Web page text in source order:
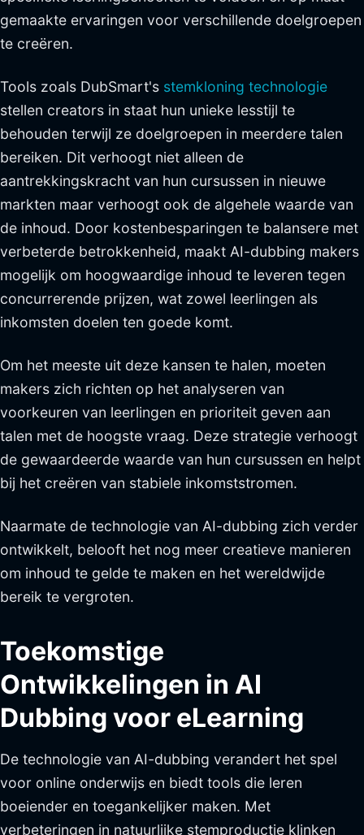
gemaakte ervaringen voor verschillende doelgroepen
te creëren.
Tools zoals DubSmart's stemkloning technologie
stellen creators in staat hun unieke lesstijl te
behouden terwijl ze doelgroepen in meerdere talen
bereiken. Dit verhoogt niet alleen de
aantrekkingskracht van hun cursussen in nieuwe
markten maar verhoogt ook de algehele waarde van
de inhoud. Door kostenbesparingen te balansere met
verbeterde betrokkenheid, maakt AI-dubbing makers
mogelijk om hoogwaardige inhoud te leveren tegen
concurrerende prijzen, wat zowel leerlingen als
inkomsten doelen ten goede komt.
Om het meeste uit deze kansen te halen, moeten
makers zich richten op het analyseren van
voorkeuren van leerlingen en prioriteit geven aan
talen met de hoogste vraag. Deze strategie verhoogt
de gewaardeerde waarde van hun cursussen en helpt
bij het creëren van stabiele inkomststromen.
Naarmate de technologie van AI-dubbing zich verder
ontwikkelt, belooft het nog meer creatieve manieren
om inhoud te gelde te maken en het wereldwijde
bereik te vergroten.
Toekomstige
Ontwikkelingen in AI
Dubbing voor eLearning
De technologie van AI-dubbing verandert het spel
voor online onderwijs en biedt tools die leren
boeiender en toegankelijker maken. Met
verbeteringen in natuurlijke stemproductie klinken